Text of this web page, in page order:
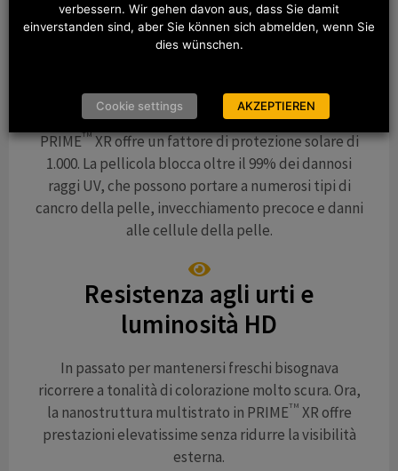
più efficaci delle tradizionali pellicole metallizzate o
colorate.
Protezione dai raggi UV
PRIMETMXR offre un fattore di protezione solare di
1.000. La pellicola blocca oltre il 99% dei dannosi
raggi UV, che possono portare a numerosi tipi di
cancro della pelle, invecchiamento precoce e danni
alle cellule della pelle.
Resistenza agli urti e
luminosità HD
In passato per mantenersi freschi bisognava
ricorrere a tonalità di colorazione molto scura. Ora,
la nanostruttura multistrato in PRIMETM XR offre
prestazioni elevatissime senza ridurre la visibilità
esterna.
verbessern. Wir gehen davon aus, dass Sie damit
einverstanden sind, aber Sie können sich abmelden, wenn Sie
dies wünschen.
Cookie settings AKZEPTIEREN